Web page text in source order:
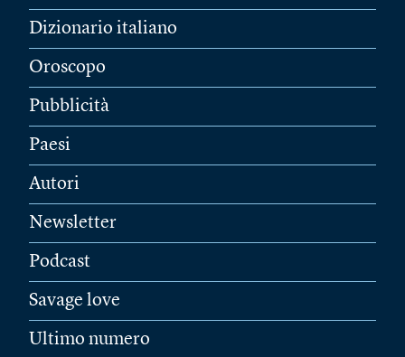
Dizionario italiano
Oroscopo
Pubblicità
Paesi
Autori
Newsletter
Podcast
Savage love
Ultimo numero